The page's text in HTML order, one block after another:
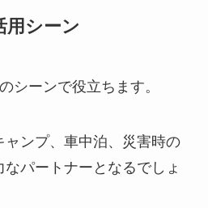
用シーン
シーンで役立ちます。
ンプ、車中泊、災害時の
パートナーとなるでしょ